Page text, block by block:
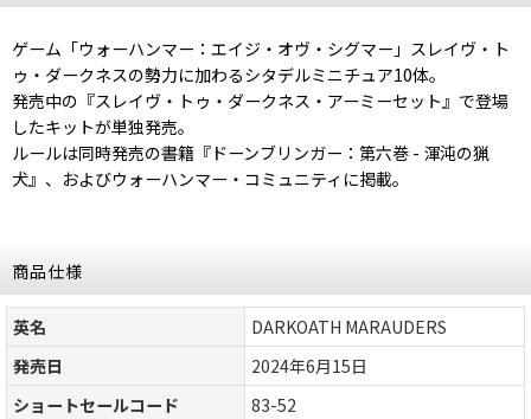
ゲーム「ウォーハンマー：エイジ・オヴ・シグマー」スレイヴ・ト
ゥ・ダークネスの勢力に加わるシタデルミニチュア10体。
発売中の『スレイヴ・トゥ・ダークネス・アーミーセット』で登場
したキットが単独発売。
ルールは同時発売の書籍『ドーンブリンガー：第六巻 - 渾沌の猟
犬』、およびウォーハンマー・コミュニティに掲載。
商品仕様
英名
DARKOATH MARAUDERS
発売日
2024年6月15日
ショートセールコード
83-52